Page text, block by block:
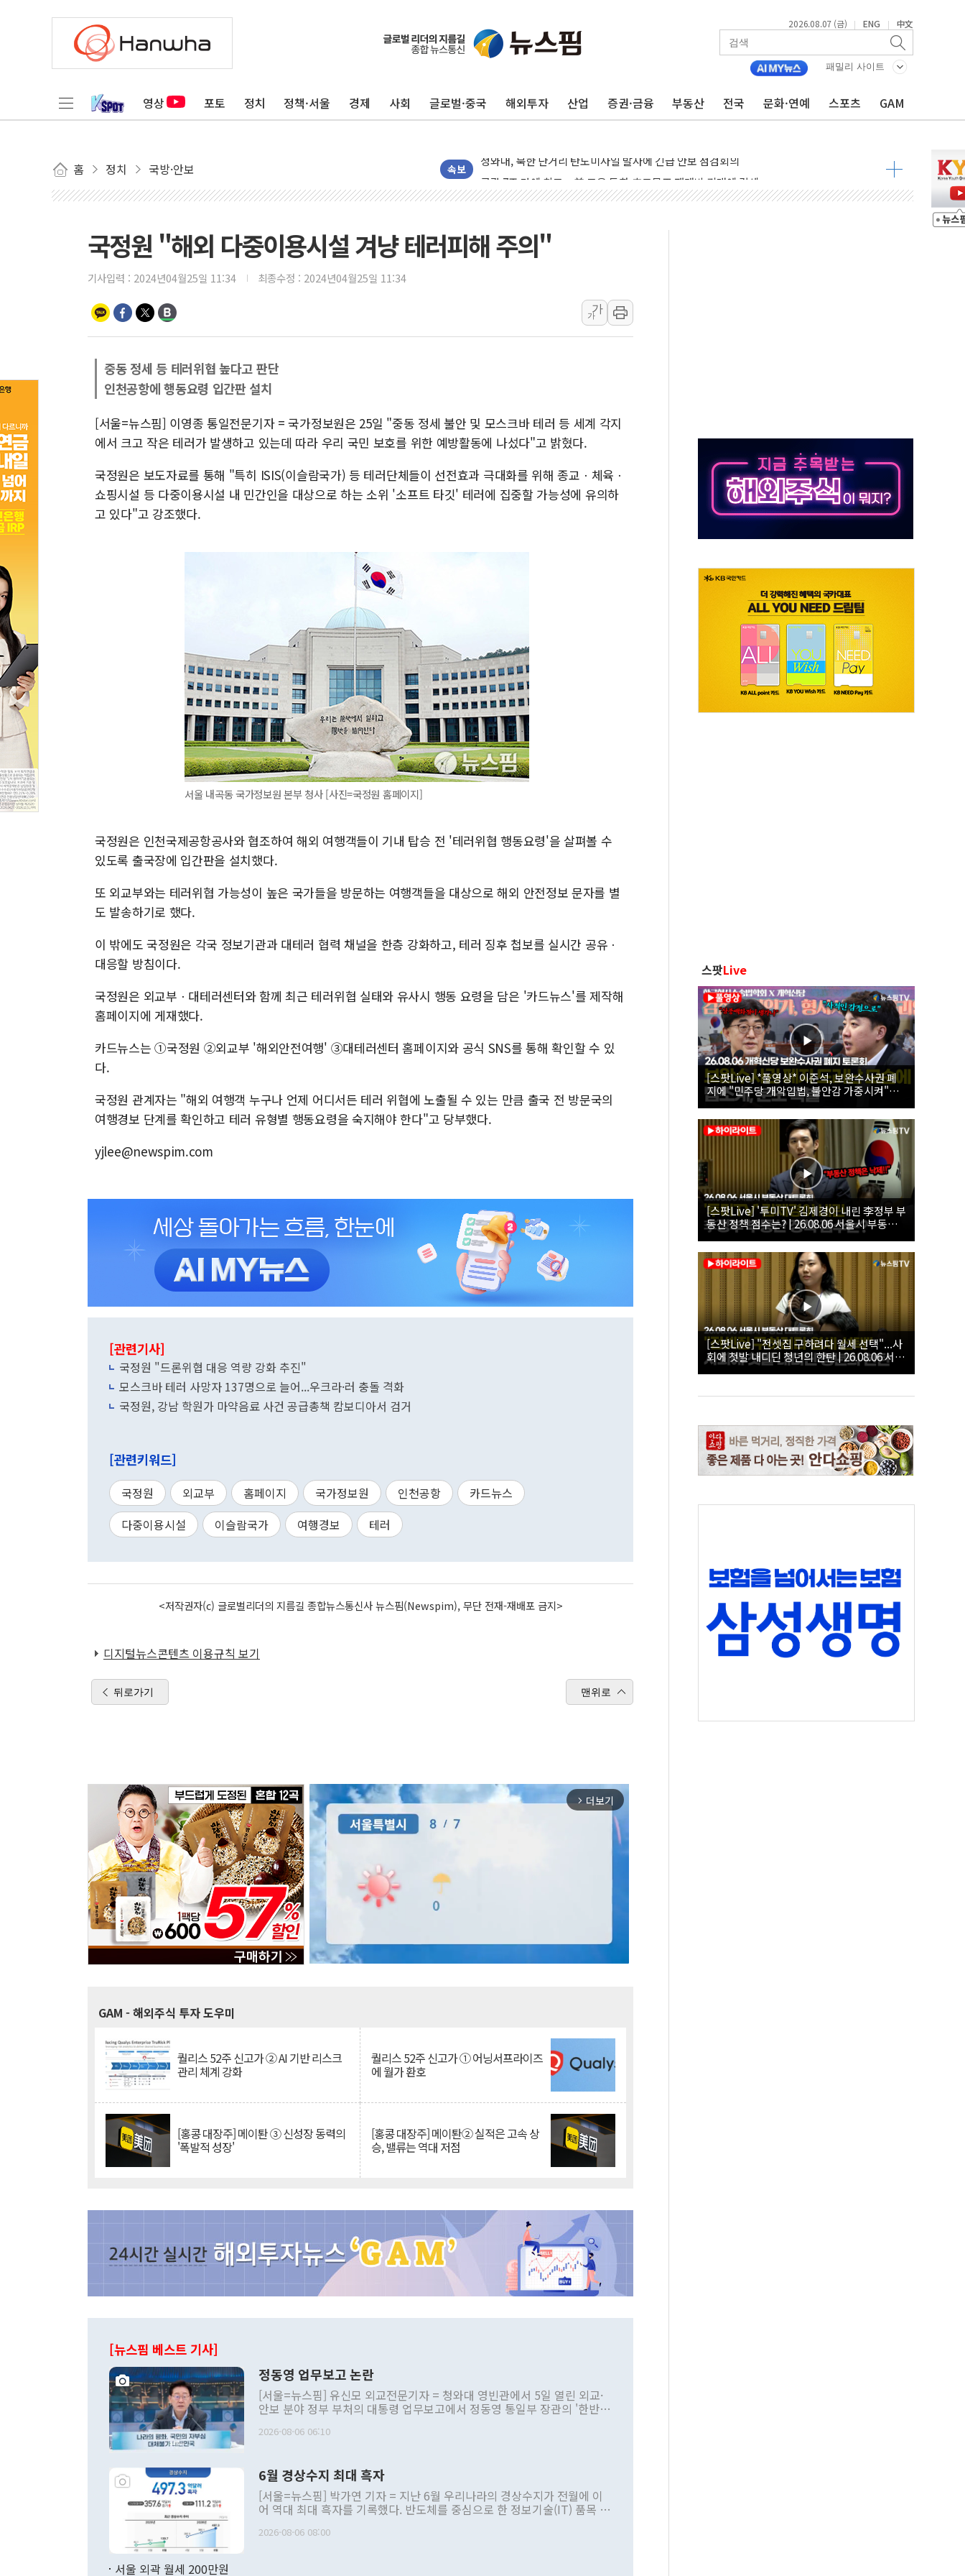
2026.08.07 (금) | ENG | 中文
패밀리 사이트
영상 포토 정치 정책·서울 경제 사회 글로벌·중국 해외투자 산업 증권·금융 부동산 전국 문화·연예 스포츠 GAM
홈 정치 국방·안보 속보
리투아니아 국방 "러, 우크라 드론으로 나토 회원국 공격 검토… 거짓 깃발 작전"
구광모, 내주 실리콘밸리서 젠슨 황 재회…로봇·AI 데이터센터·모빌리티 구체화
김정관 장관 "영업이익 N% 성과급 반대…상법·자본시장법 개정 논의"
뉴욕증시 프리뷰, 미 주가선물 AI주 차익실현 속 혼조세...웨스턴디지털·샌디스크↓
금값 7주 만에 최고…美 고용 둔화·호르무즈 재개방 기대에 강세
[인도증시] 중동 긴장 완화에 실적 호조까지, 상승...호실적 보고 기업 상승세 뚜렷
[베트남 증시] 지수 하락 속 'DGC' 임시 주총 기대감에 홀로 상한가…마진 잔액은 사상 최고
'월가의 황제' 다이먼 "금융시장 레버리지 위험수위…숨은 차입이 더 큰 변수"
김정관 산업부 장관 "주 52시간 손봐야, 경쟁상대 中과 비교해야"
해군 1함대 창설 80주년…지역과 함께하는 '선봉'의 대민 봉사
[3보] 북, 원산서 동해로 단거리 탄도미사일 1발 발사… 올해 10번째·42일 만 도발
구미 폐염산처리업체서 불 2시간30여분만에 진화...외국인 노동자 숨져
해군과 함께하는 '불금전파, 송정' 시즌2
국정원 "해외 다중이용시설 겨냥 테러피해 주의"
기사입력 : 2024년04월25일 11:34 최종수정 : 2024년04월25일 11:34
가
가
중동 정세 등 테러위협 높다고 판단
인천공항에 행동요령 입간판 설치
[서울=뉴스핌] 이영종 통일전문기자 = 국가정보원은 25일 "중동 정세 불안 및 모스크바 테러 등 세계 각지
에서 크고 작은 테러가 발생하고 있는데 따라 우리 국민 보호를 위한 예방활동에 나섰다"고 밝혔다.
국정원은 보도자료를 통해 "특히 ISIS(이슬람국가) 등 테러단체들이 선전효과 극대화를 위해 종교ㆍ체육ㆍ
쇼핑시설 등 다중이용시설 내 민간인을 대상으로 하는 소위 '소프트 타깃' 테러에 집중할 가능성에 유의하
고 있다"고 강조했다.
서울 내곡동 국가정보원 본부 청사 [사진=국정원 홈페이지]
국정원은 인천국제공항공사와 협조하여 해외 여행객들이 기내 탑승 전 '테러위협 행동요령'을 살펴볼 수
있도록 출국장에 입간판을 설치했다.
또 외교부와는 테러위협 가능성이 높은 국가들을 방문하는 여행객들을 대상으로 해외 안전정보 문자를 별
도 발송하기로 했다.
이 밖에도 국정원은 각국 정보기관과 대테러 협력 채널을 한층 강화하고, 테러 징후 첩보를 실시간 공유ㆍ
대응할 방침이다.
국정원은 외교부ㆍ대테러센터와 함께 최근 테러위협 실태와 유사시 행동 요령을 담은 '카드뉴스'를 제작해
홈페이지에 게재했다.
카드뉴스는 ①국정원 ②외교부 '해외안전여행' ③대테러센터 홈페이지와 공식 SNS를 통해 확인할 수 있
다.
국정원 관계자는 "해외 여행객 누구나 언제 어디서든 테러 위협에 노출될 수 있는 만큼 출국 전 방문국의
여행경보 단계를 확인하고 테러 유형별 행동요령을 숙지해야 한다"고 당부했다.
yjlee@newspim.com
[관련기사]
국정원 "드론위협 대응 역량 강화 추진"
모스크바 테러 사망자 137명으로 늘어...우크라·러 충돌 격화
국정원, 강남 학원가 마약음료 사건 공급총책 캄보디아서 검거
[관련키워드]
국정원 외교부 홈페이지 국가정보원 인천공항
카드뉴스
다중이용시설
이슬람국가 여행경보 테러
<저작권자(c) 글로벌리더의 지름길 종합뉴스통신사 뉴스핌(Newspim), 무단 전재-재배포 금지>
디지털뉴스콘텐츠 이용규칙 보기
뒤로가기 맨위로
arrow_forward_ios 더보기
GAM - 해외주식 투자 도우미
퀄리스 52주 신고가 ② AI 기반 리스크
관리 체계 강화
퀄리스 52주 신고가 ① 어닝서프라이즈
에 월가 환호
[홍콩 대장주] 메이퇀 ③ 신성장 동력의
'폭발적 성장'
[홍콩 대장주] 메이퇀② 실적은 고속 상
승, 밸류는 역대 저점
[뉴스핌 베스트 기사]
정동영 업무보고 논란
[서울=뉴스핌] 유신모 외교전문기자 = 청와대 영빈관에서 5일 열린 외교·
안보 분야 정부 부처의 대통령 업무보고에서 정동영 통일부 장관의 '한반도
발언 중에는 정부 내 조율을 거치지 않은 사안을 정책으로 추진하겠다고 공
주의적 희망에 근거한 비현실적 구상'이라는 비판을 내놨다. 그동안 정 장
관의 대북 정책 관련 발언이 물의를 빚은 적은 여러 번 있지만 대통령과 유
관 부처 장관이 공개적으로 부정적 입장을 표명한 것은 이례적이다. 정 장
관의 무리한 대북 접근법과 월권을 제어해야 한다는 목소리도 높아지고 있
다. [정동영 통일부 장관이 지난달 23일 오후 서울 종로구 정부서울청사에
2026-08-06 06:10
6월 경상수지 최대 흑자
[서울=뉴스핌] 박가연 기자 = 지난 6월 우리나라의 경상수지가 전월에 이
어 역대 최대 흑자를 기록했다. 반도체를 중심으로 한 정보기술(IT) 품목 수
료=한국은행] 한국은행이 6일 발표한 '2026년 6월 국제수지(잠정)'에 따르
2026-08-06 08:00
서울 외곽 월세 200만원
스팟Live
[스팟Live] *풀영상* 이준석, 보완수사권 폐
지에 "민주당 개악입법, 불안감 가중시켜"｜
26.08.06 개혁신당 보완수사권 폐지 토론회
[스팟Live] '투미TV' 김제경이 내린 李정부 부
동산 정책 점수는? | 26.08.06 서울시 부동산
대토론회
[스팟Live] "전셋집 구하려다 월세 선택"...사
회에 첫발 내디딘 청년의 한탄 | 26.08.06 서울
시 부동산 대토론회